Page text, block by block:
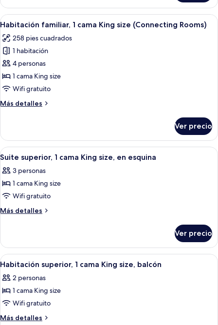
2
camas
individuales
Abrir
todas
las
fotos
de
Habitación
familiar,
cama
(Connecting
Rooms)
Una habitación de hotel moderna
6
Habitación familiar, 1 cama King size (Connecting Rooms)
258 pies cuadrados
1 habitación
4 personas
1 cama King size
Wifi gratuito
Más detalles
Más
familiar,
cama
size
(Connecting
Ver precio
Abrir
todas
las
fotos
de
Suite
cama
King
size,
en
esquina
Una sala de estar moderna con un
4
Suite superior, 1 cama King size, en esquina
3 personas
1 cama King size
Wifi gratuito
Más detalles
Más
superior,
cama
size,
en
Ver precio
Abrir
todas
las
fotos
de
Habitación
Una terraza de madera con una
4
Habitación superior, 1 cama King size, balcón
2 personas
1 cama King size
Wifi gratuito
Más detalles
Más